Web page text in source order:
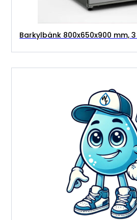
Barkylbänk 800x650x900 mm,